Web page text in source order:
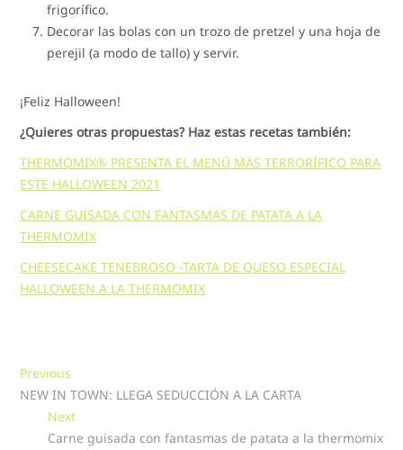
frigorífico.
Decorar las bolas con un trozo de pretzel y una hoja de
perejil (a modo de tallo) y servir.
¡Feliz Halloween!
¿Quieres otras propuestas? Haz estas recetas también:
THERMOMIX® PRESENTA EL MENÚ MÁS TERRORÍFICO PARA
ESTE HALLOWEEN 2021
CARNE GUISADA CON FANTASMAS DE PATATA A LA
THERMOMIX
CHEESECAKE TENEBROSO -TARTA DE QUESO ESPECIAL
HALLOWEEN A LA THERMOMIX
Navegación
de
entradas
Previous
post:
NEW IN TOWN: LLEGA SEDUCCIÓN A LA CARTA
NextNext
post:
Carne guisada con fantasmas de patata a la thermomix